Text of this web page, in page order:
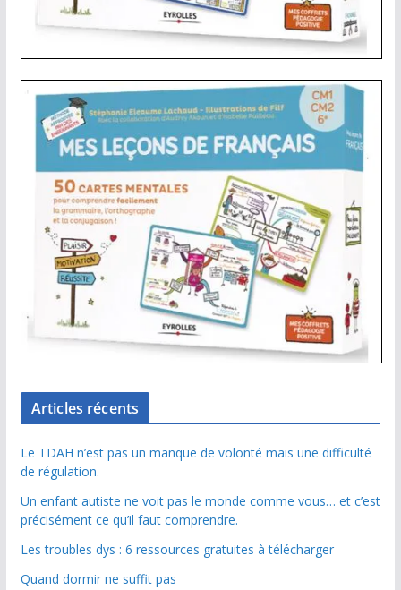
Articles récents
Le TDAH n’est pas un manque de volonté mais une difficulté
de régulation.
Un enfant autiste ne voit pas le monde comme vous… et c’est
précisément ce qu’il faut comprendre.
Les troubles dys : 6 ressources gratuites à télécharger
Quand dormir ne suffit pas